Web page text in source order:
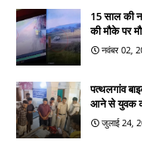
15 साल की
की मौके पर
नवंबर 02,
पत्थलगांव
आने से युवक
जुलाई 24,